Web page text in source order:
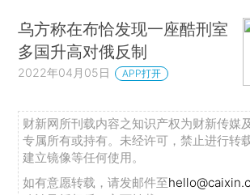
乌方称在布恰发现一座酷刑室
多国升高对俄反制
2022年04月05日 APP打开
财新网所刊载内容之知识产权为财新传媒
专属所有或持有。未经许可，禁止进行转
建立镜像等任何使用。
如有意愿转载，请发邮件至